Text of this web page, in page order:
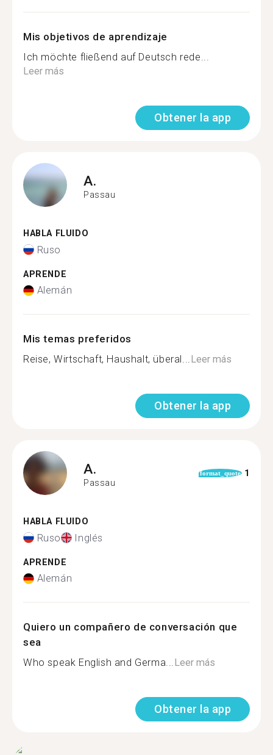
Mis objetivos de aprendizaje
Ich möchte fließend auf Deutsch rede...
Leer más
Obtener la app
A.
Passau
HABLA FLUIDO
Ruso
APRENDE
Alemán
Mis temas preferidos
Reise, Wirtschaft, Haushalt, überal...Leer más
Obtener la app
A.
Passau
format_quote 1
HABLA FLUIDO
Ruso Inglés
APRENDE
Alemán
Quiero un compañero de conversación que
sea
Who speak English and Germa...Leer más
Obtener la app